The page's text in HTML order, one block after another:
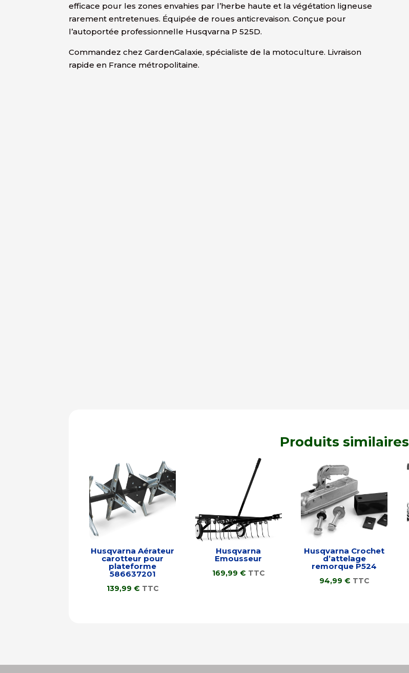
efficace pour les zones envahies par l’herbe haute et la végétation ligneuse
rarement entretenues. Équipée de roues anticrevaison. Conçue pour
l’autoportée professionnelle Husqvarna P 525D.
Commandez chez GardenGalaxie, spécialiste de la motoculture. Livraison
rapide en France métropolitaine.
Produits similaires
Husqvarna Aérateur
carotteur pour
plateforme
586637201
139,99 € TTC
Husqvarna
Emousseur
169,99 € TTC
Husqvarna Crochet
d’attelage
remorque P524
94,99 € TTC